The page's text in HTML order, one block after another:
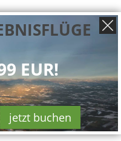
EUR!
jetzt buchen